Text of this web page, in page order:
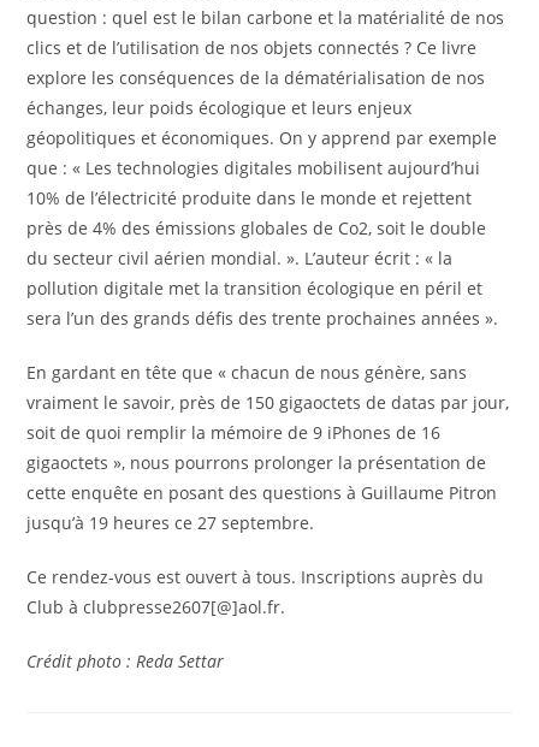
question : quel est le bilan carbone et la matérialité de nos
clics et de l’utilisation de nos objets connectés ? Ce livre
explore les conséquences de la dématérialisation de nos
échanges, leur poids écologique et leurs enjeux
géopolitiques et économiques. On y apprend par exemple
que : « Les technologies digitales mobilisent aujourd’hui
10% de l’électricité produite dans le monde et rejettent
près de 4% des émissions globales de Co2, soit le double
du secteur civil aérien mondial. ». L’auteur écrit : « la
pollution digitale met la transition écologique en péril et
sera l’un des grands défis des trente prochaines années ».
En gardant en tête que « chacun de nous génère, sans
vraiment le savoir, près de 150 gigaoctets de datas par jour,
soit de quoi remplir la mémoire de 9 iPhones de 16
gigaoctets », nous pourrons prolonger la présentation de
cette enquête en posant des questions à Guillaume Pitron
jusqu’à 19 heures ce 27 septembre.
Ce rendez-vous est ouvert à tous. Inscriptions auprès du
Club à clubpresse2607[@]aol.fr.
Crédit photo : Reda Settar